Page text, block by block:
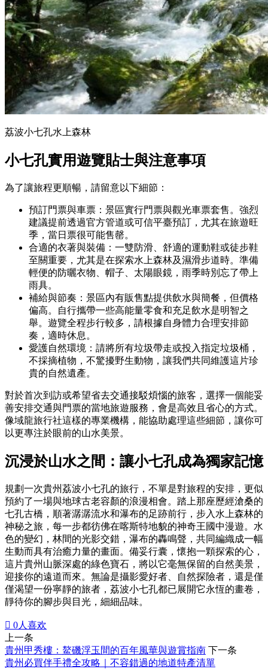
荔波小七孔水上森林
小七孔實用遊覽貼士與注意事項
為了讓旅程更順暢，請留意以下細節：
預訂門票與車票：景區實行門票與觀光車票套售。強烈
建議提前透過官方管道或可信平臺預訂，尤其在旅遊旺
季，當日票很可能售罄。
合適的衣著與裝備：一雙防滑、舒適的運動鞋或徒步鞋
至關重要，尤其是在探索水上森林及濕滑步道時。準備
輕便的防曬衣物、帽子、太陽眼鏡，雨季時別忘了帶上
雨具。
補給與節奏：景區內有販售點提供飲水與簡餐，但價格
偏高。自行攜帶一些高能量零食和充足飲水是明智之
舉。遊覽全程步行較多，請根據自身體力合理安排節
奏，適時休息。
愛護自然環境：請將所有垃圾帶走或投入指定垃圾桶，
不採摘植物，不驚擾野生動物，讓我們共同維護這片珍
貴的自然遺產。
對於首次到訪或希望省去交通接駁煩惱的旅客，選擇一個能妥
善安排交通與門票的當地旅遊服務，會是高效且省心的方式。
像域龍旅行社這樣的專業機構，能協助處理這些細節，讓你可
以更專注於眼前的山水美景。
沉浸於山水之間：讓小七孔成為獨家記憶
規劃一次貴州荔波小七孔的旅行，不單是對旅程的安排，更似
預約了一場與地球古老容顏的浪漫相會。踏上那座歷經滄桑的
七孔古橋，順著潺潺流水和瀑布的足跡前行，步入水上森林的
神秘之旅，每一步都彷佛在喀斯特地貌的神奇王國中漫遊。水
色的變幻，林間的光影交錯，瀑布的轟鳴聲，共同編織成一幅
生動而具有治癒力量的畫面。備妥行囊，懷抱一顆探索的心，
這片貴州山脈深處的綠色寶石，將以它毫無保留的自然美景，
迎接你的遠道而來。無論是攝影愛好者、自然探險者，還是僅
僅渴望一份寧靜的旅者，荔波小七孔都已展開它永恆的畫卷，
靜待你的腳步與目光，細細品味。
 0人喜欢
上一条
貴州甲秀樓：鰲磯浮玉間的百年風華與遊賞指南 下一条
貴州必買伴手禮全攻略｜不容錯過的地道特產清單